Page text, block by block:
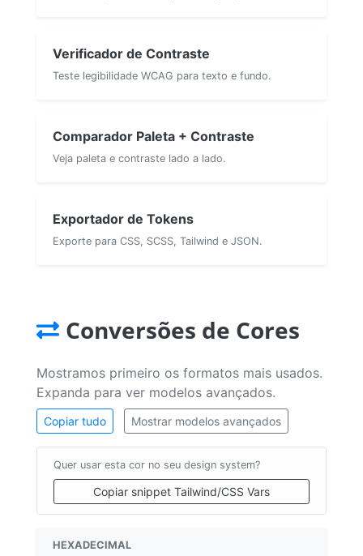
Verificador de Contraste
Teste legibilidade WCAG para texto e fundo.
Comparador Paleta + Contraste
Veja paleta e contraste lado a lado.
Exportador de Tokens
Exporte para CSS, SCSS, Tailwind e JSON.
Conversões de Cores
Mostramos primeiro os formatos mais usados.
Expanda para ver modelos avançados.
Copiar tudo Mostrar modelos avançados
Quer usar esta cor no seu design system?
Copiar snippet Tailwind/CSS Vars
HEXADECIMAL